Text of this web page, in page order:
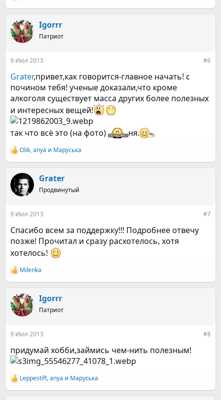
е
к
ц
и
Igorrr
Патриот
9 Июл 2013 #6
Grater,привет,как говорится-главное начать! с
почином тебя! ученые доказали,что кроме
алкоголя существует масса других более полезных
и интересных вещей!
так что всё это (на фото) ня.
Р
е
к
ц
и
Olik,anya и Маруська
Grater
Продвинутый
9 Июл 2013 #7
Спасибо всем за поддержку!!! Подробнее отвечу
позже! Прочитал и сразу расхотелось, хотя
хотелось!
Р
е
к
ц
и
Milenka
Igorrr
Патриот
9 Июл 2013 #8
придумай хобби,займись чем-нить полезным!
Р
е
Leppestift,anya и Маруська